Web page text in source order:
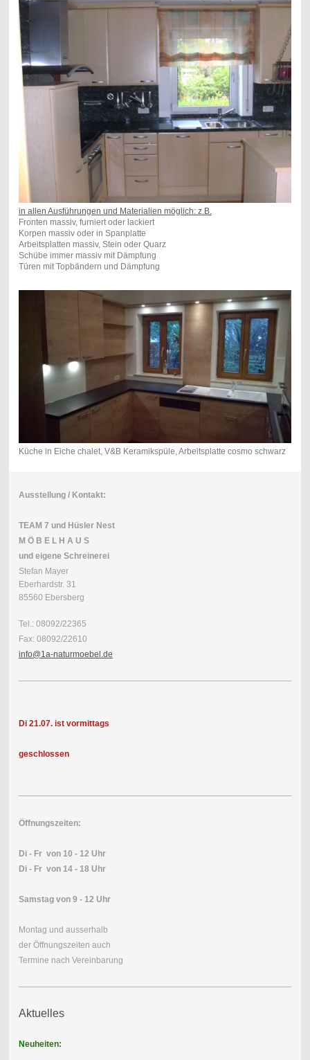
in allen Ausführungen und Materialien möglich: z.B.
Fronten massiv, furniert oder lackiert
Korpen massiv oder in Spanplatte
Arbeitsplatten massiv, Stein oder Quarz
Schübe immer massiv mit Dämpfung
Türen mit Topbändern und Dämpfung
Küche in Eiche chalet, V&B Keramikspüle, Arbeitsplatte cosmo schwarz
Ausstellung / Kontakt:
TEAM 7 und Hüsler Nest
M Ö B E L H A U S
und eigene Schreinerei
Stefan Mayer
Eberhardstr. 31
85560 Ebersberg
Tel.: 08092/22365
Fax: 08092/22610
info@1a-naturmoebel.de
Di 21.07. ist vormittags
geschlossen
Öffnungszeiten:
Di - Fr von 10 - 12 Uhr
Di - Fr von 14 - 18 Uhr
Samstag von 9 - 12 Uhr
Montag und ausserhalb
der Öffnungszeiten auch
Termine nach Vereinbarung
Aktuelles
Neuheiten: